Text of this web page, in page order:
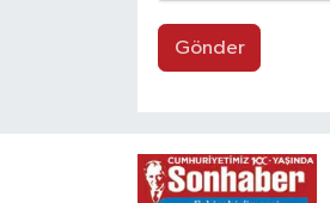
Gönder